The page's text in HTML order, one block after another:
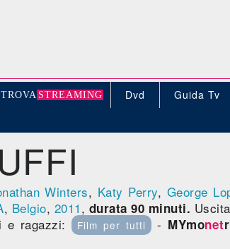
TROVA STREAMING Dvd Guida Tv
Winters, Katy Perry, George
, Belgio, 2011 , durata 90 minuti.
e ragazzi: Film per tutti - MYmonet